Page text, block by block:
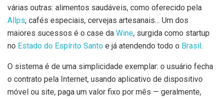
várias outras: alimentos saudáveis, como oferecido pela
Allps, cafés especiais, cervejas artesanais… Um dos
maiores sucessos é o case da Wine, surgida como startup
no Estado do Espírito Santo e já atendendo todo o Brasil.
O sistema é de uma simplicidade exemplar: o usuário fecha
o contrato pela Internet, usando aplicativo de dispositivo
móvel ou site, paga um valor fixo por mês — geralmente,